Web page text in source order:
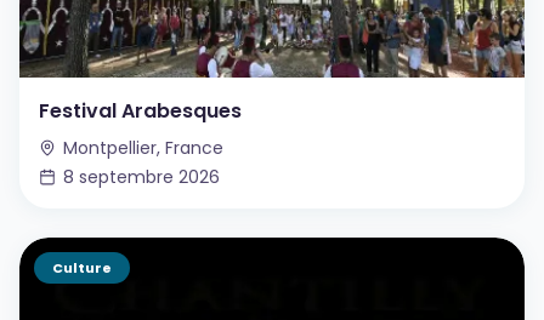
Festival Arabesques
Montpellier, France
8 septembre 2026
Culture